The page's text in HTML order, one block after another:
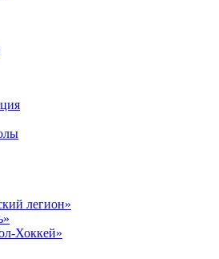
легион»
Хоккей»